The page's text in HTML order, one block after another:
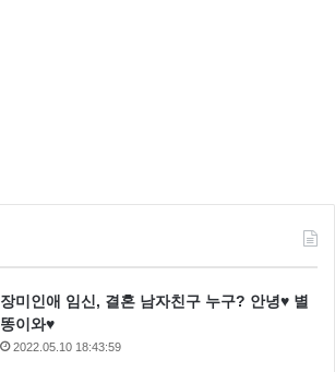
장미인애 임신, 결혼 남자친구 누구? 안녕♥ 별
똥이와♥
2022.05.10 18:43:59